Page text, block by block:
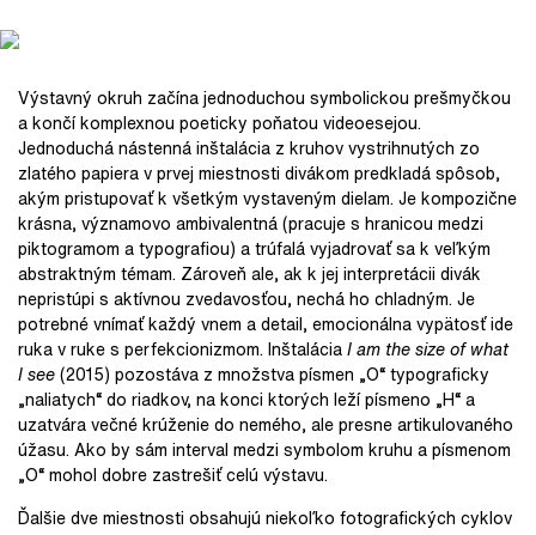
Výstavný okruh začína jednoduchou symbolickou prešmyčkou
a končí komplexnou poeticky poňatou videoesejou.
Jednoduchá nástenná inštalácia z kruhov vystrihnutých zo
zlatého papiera v prvej miestnosti divákom predkladá spôsob,
akým pristupovať k všetkým vystaveným dielam. Je kompozične
krásna, významovo ambivalentná (pracuje s hranicou medzi
piktogramom a typografiou) a trúfalá vyjadrovať sa k veľkým
abstraktným témam. Zároveň ale, ak k jej interpretácii divák
nepristúpi s aktívnou zvedavosťou, nechá ho chladným. Je
potrebné vnímať každý vnem a detail, emocionálna vypätosť ide
ruka v ruke s perfekcionizmom. InštaláciaI am the size of what
I see(2015) pozostáva z množstva písmen „O“ typograficky
„naliatych“ do riadkov, na konci ktorých leží písmeno „H“ a
uzatvára večné krúženie do nemého, ale presne artikulovaného
úžasu. Ako by sám interval medzi symbolom kruhu a písmenom
„O“ mohol dobre zastrešiť celú výstavu.
Ďalšie dve miestnosti obsahujú niekoľko fotografických cyklov